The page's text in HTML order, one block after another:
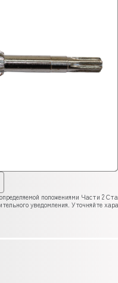
положениями Части 2
уведомления. Уточняйте